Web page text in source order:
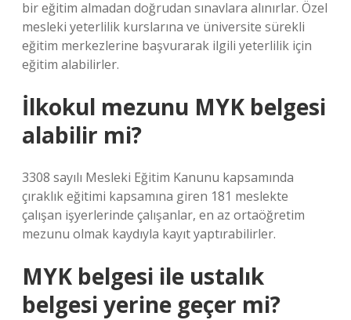
bir eğitim almadan doğrudan sınavlara alınırlar. Özel
mesleki yeterlilik kurslarına ve üniversite sürekli
eğitim merkezlerine başvurarak ilgili yeterlilik için
eğitim alabilirler.
İlkokul mezunu MYK belgesi
alabilir mi?
3308 sayılı Mesleki Eğitim Kanunu kapsamında
çıraklık eğitimi kapsamına giren 181 meslekte
çalışan işyerlerinde çalışanlar, en az ortaöğretim
mezunu olmak kaydıyla kayıt yaptırabilirler.
MYK belgesi ile ustalık
belgesi yerine geçer mi?